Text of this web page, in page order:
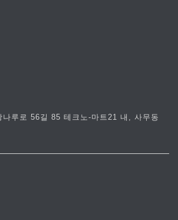
나루로 56길 85 테크노-마트21 내, 사무동